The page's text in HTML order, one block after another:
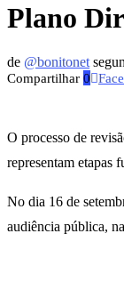
Plano
de @bonitonet
Compartilhar 0
O processo de
representam etapas
No dia 16 de
audiência pública,